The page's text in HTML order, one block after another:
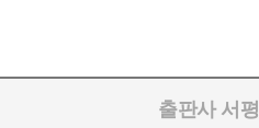
출판사 서평